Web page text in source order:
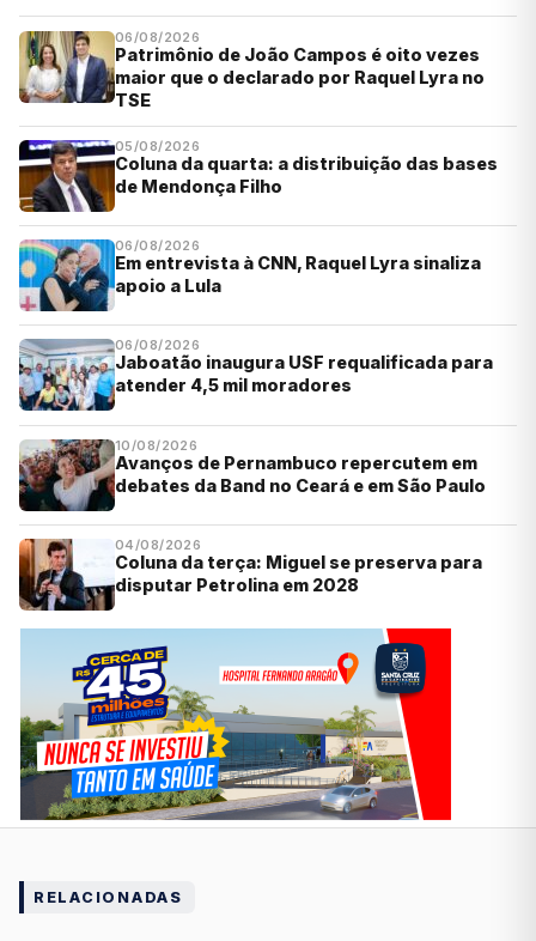
06/08/2026
Patrimônio de João Campos é oito vezes
maior que o declarado por Raquel Lyra no
TSE
05/08/2026
Coluna da quarta: a distribuição das bases
de Mendonça Filho
06/08/2026
Em entrevista à CNN, Raquel Lyra sinaliza
apoio a Lula
06/08/2026
Jaboatão inaugura USF requalificada para
atender 4,5 mil moradores
10/08/2026
Avanços de Pernambuco repercutem em
debates da Band no Ceará e em São Paulo
04/08/2026
Coluna da terça: Miguel se preserva para
disputar Petrolina em 2028
RELACIONADAS